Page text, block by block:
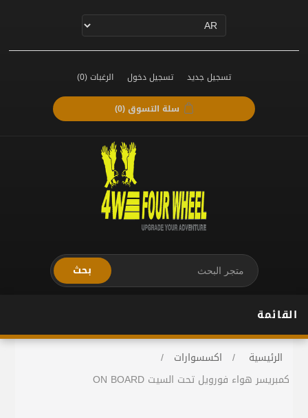
تسجيل جديد تسجيل دخول الرغبات(0)
سلة التسوق(0)
بحث
القائمة
الرئيسية / اكسسوارات
/
كمبريسر هواء فورويل تحت السيت ON BOARD